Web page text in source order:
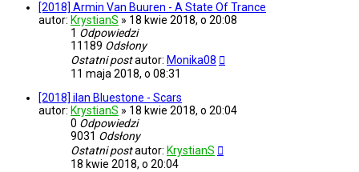
[2018] Armin Van Buuren - A State Of Trance
autor: KrystianS » 18 kwie 2018, o 20:08
1 Odpowiedzi
11189 Odsłony
Ostatni postautor: Monika08
11 maja 2018, o 08:31
[2018] ilan Bluestone - Scars
autor: KrystianS » 18 kwie 2018, o 20:04
0 Odpowiedzi
9031 Odsłony
Ostatni postautor: KrystianS
18 kwie 2018, o 20:04